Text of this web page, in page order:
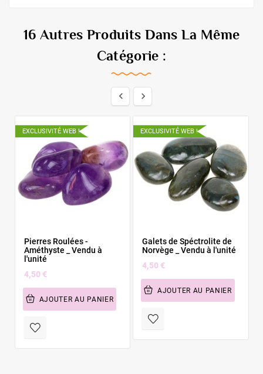
16 Autres Produits Dans La Même
Catégorie :
 
EXCLUSIVITÉ WEB !
Pierres Roulées -
Améthyste _ Vendu à
l'unité
4,50 €
AJOUTER AU PANIER
EXCLUSIVITÉ WEB !
Galets de Spéctrolite de
Norvège _ Vendu à l'unité
4,50 €
AJOUTER AU PANIER